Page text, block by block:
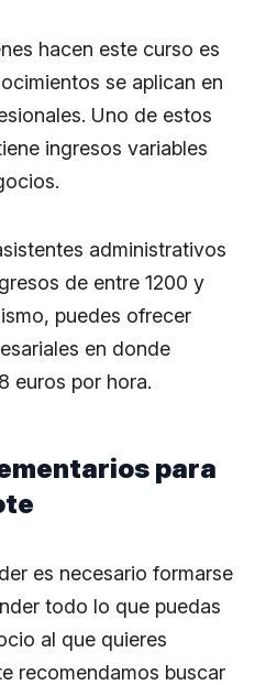
hacen este curso es
se aplican en
Uno de estos
ingresos variables
administrativos
de entre 1200 y
puedes ofrecer
en donde
euros por hora.
para
es necesario formarse
todo lo que puedas
al que quieres
recomendamos buscar